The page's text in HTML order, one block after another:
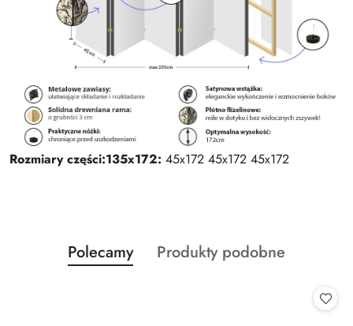
Rozmiary części:135x172: 45x172 45x172 45x172
Pomiń karuzelę produktów
Produkty
o
Polecamy
Produkty
Produkty podobne